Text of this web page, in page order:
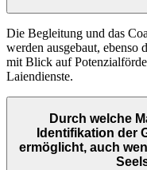
Die Begleitung und das
werden ausgebaut, ebenso
mit Blick auf
Laiendienste.
Durch welche
Identifikation der
ermöglicht, auch